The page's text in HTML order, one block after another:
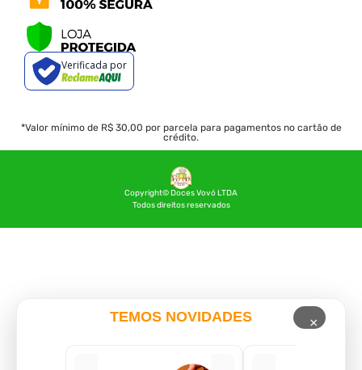
Verificada por
*Valor mínimo de R$ 30,00 por parcela para pagamentos no cartão de
crédito.
Copyright© Doces Vovó LTDA
Todos direitos reservados
TEMOS NOVIDADES ×